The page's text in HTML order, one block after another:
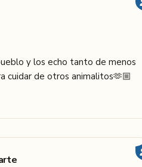
y los echo tanto de menos
cuidar de otros animalitos🫶🏼